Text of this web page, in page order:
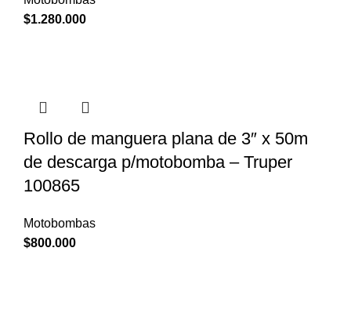
$1.280.000
Rollo de manguera plana de 3″ x 50m
de descarga p/motobomba – Truper
100865
Motobombas
$800.000